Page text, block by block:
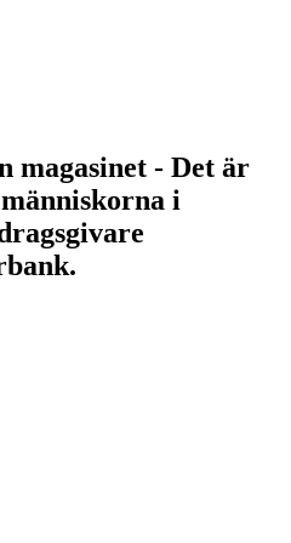
- Det är
i